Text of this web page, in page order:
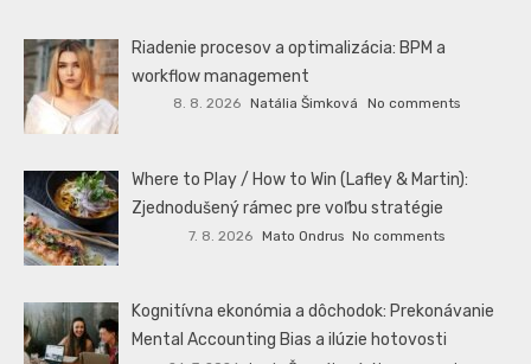
Riadenie procesov a optimalizácia: BPM a
workflow management
8. 8. 2026 Natália Šimková No comments
Where to Play / How to Win (Lafley & Martin):
Zjednodušený rámec pre voľbu stratégie
7. 8. 2026 Mato Ondrus No comments
Kognitívna ekonómia a dôchodok: Prekonávanie
Mental Accounting Bias a ilúzie hotovosti